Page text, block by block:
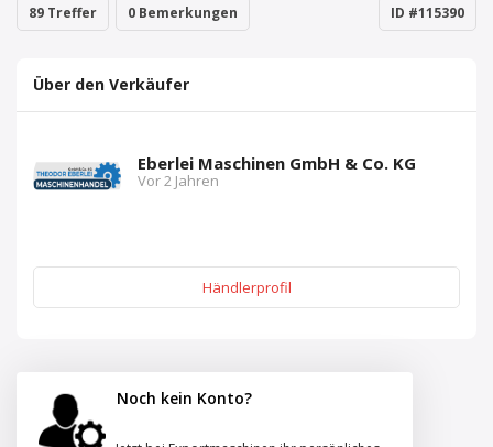
89 Treffer 0 Bemerkungen ID #115390
Über den Verkäufer
Eberlei Maschinen GmbH & Co. KG
Vor 2 Jahren
Händlerprofil
Noch kein Konto?